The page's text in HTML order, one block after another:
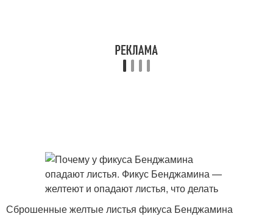
Сброшенные желтые листья фикуса Бенджамина